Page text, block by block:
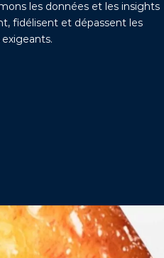
les données et les insights
fidélisent et dépassent les